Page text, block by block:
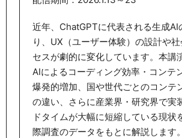
近年、ChatGPTに代表される生成AI
り、UX（ユーザー体験）の設計や
セスが劇的に変化しています。本講
AIによるコーディング効率・コンテ
爆発的増加、国や世代ごとのコンテ
の違い、さらに産業界・研究界で実
ドタイムが大幅に短縮している現状
際調査のデータをもとに解説します